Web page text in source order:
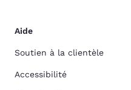
Aide
Soutien à la clientèle
Accessibilité